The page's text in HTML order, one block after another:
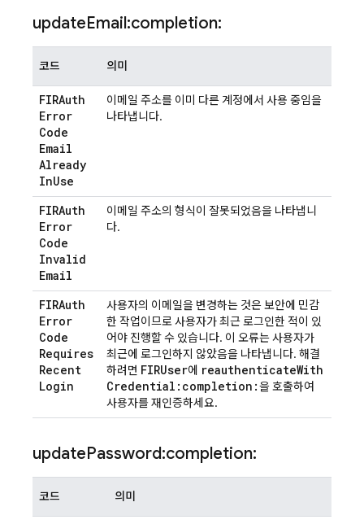
updateEmail:completion:
코드 의미
FIRAuth
Error
Code
Email
Already
InUse
이메일 주소를 이미 다른 계정에서 사용 중임을
나타냅니다.
FIRAuth
Error
Code
Invalid
Email
이메일 주소의 형식이 잘못되었음을 나타냅니
다.
FIRAuth
Error
Code
Requires
Recent
Login
사용자의 이메일을 변경하는 것은 보안에 민감
한 작업이므로 사용자가 최근 로그인한 적이 있
어야 진행할 수 있습니다. 이 오류는 사용자가
최근에 로그인하지 않았음을 나타냅니다. 해결
하려면 FIRUser에 reauthenticateWith
Credential:completion:을 호출하여
사용자를 재인증하세요.
updatePassword:completion:
코드 의미